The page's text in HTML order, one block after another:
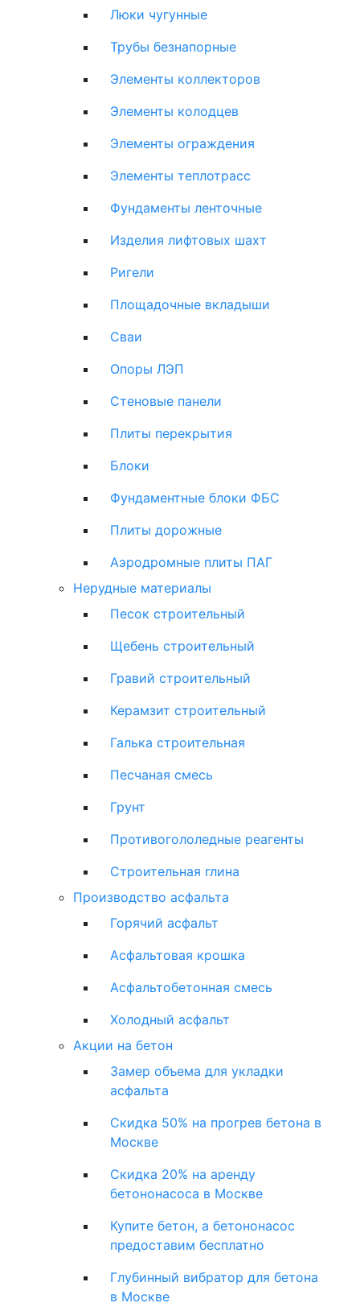
Люки чугунные
Трубы безнапорные
Элементы коллекторов
Элементы колодцев
Элементы ограждения
Элементы теплотрасс
Фундаменты ленточные
Изделия лифтовых шахт
Ригели
Площадочные вкладыши
Сваи
Опоры ЛЭП
Стеновые панели
Плиты перекрытия
Блоки
Фундаментные блоки ФБС
Плиты дорожные
Аэродромные плиты ПАГ
Нерудные материалы
Песок строительный
Щебень строительный
Гравий строительный
Керамзит строительный
Галька строительная
Песчаная смесь
Грунт
Противогололедные реагенты
Строительная глина
Производство асфальта
Горячий асфальт
Асфальтовая крошка
Асфальтобетонная смесь
Холодный асфальт
Акции на бетон
Замер объема для укладки
асфальта
Скидка 50% на прогрев бетона в
Москве
Скидка 20% на аренду
бетононасоса в Москве
Купите бетон, а бетононасос
предоставим бесплатно
Глубинный вибратор для бетона
в Москве